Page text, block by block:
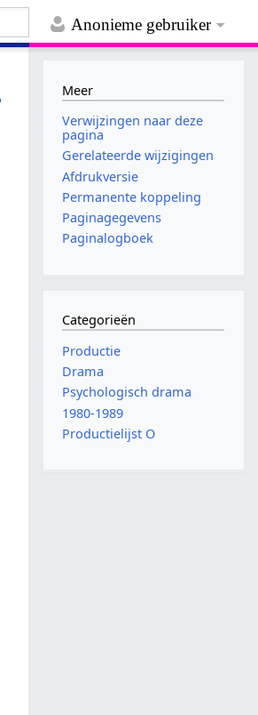
Anonieme gebruiker
Meer
Verwijzingen naar deze
pagina
Gerelateerde wijzigingen
Afdrukversie
Permanente koppeling
Paginagegevens
Paginalogboek
Categorieën
Productie
Drama
Psychologisch drama
1980-1989
Productielijst O